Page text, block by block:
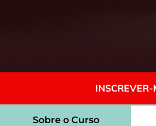
INSCREVER-
Sobre o Curso